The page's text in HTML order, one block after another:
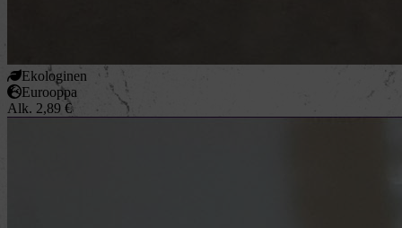
Ekologinen
Eurooppa
Alk. 2,89 €